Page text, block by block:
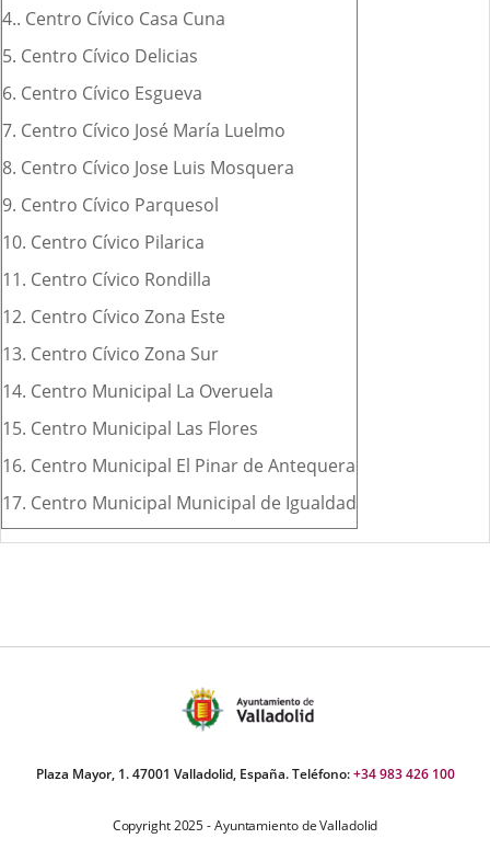
4.. Centro Cívico Casa Cuna
5. Centro Cívico Delicias
6. Centro Cívico Esgueva
7. Centro Cívico José María Luelmo
8. Centro Cívico Jose Luis Mosquera
9. Centro Cívico Parquesol
10. Centro Cívico Pilarica
11. Centro Cívico Rondilla
12. Centro Cívico Zona Este
13. Centro Cívico Zona Sur
14. Centro Municipal La Overuela
15. Centro Municipal Las Flores
16. Centro Municipal El Pinar de Antequera
17. Centro Municipal Municipal de Igualdad
Plaza Mayor, 1. 47001 Valladolid, España. Teléfono:+34 983 426 100
Copyright 2025 - Ayuntamiento de Valladolid